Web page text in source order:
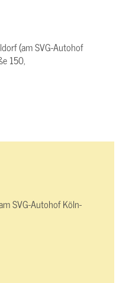
(am SVG-Autohof
150,
SVG-Autohof Köln-